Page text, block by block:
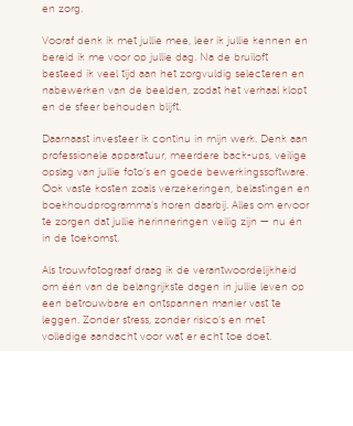
en zorg.
Vooraf denk ik met jullie mee, leer ik jullie kennen en
bereid ik me voor op jullie dag. Na de bruiloft
besteed ik veel tijd aan het zorgvuldig selecteren en
nabewerken van de beelden, zodat het verhaal klopt
en de sfeer behouden blijft.
Daarnaast investeer ik continu in mijn werk. Denk aan
professionele apparatuur, meerdere back-ups, veilige
opslag van jullie foto’s en goede bewerkingssoftware.
Ook vaste kosten zoals verzekeringen, belastingen en
boekhoudprogramma’s horen daarbij. Alles om ervoor
te zorgen dat jullie herinneringen veilig zijn — nu én
in de toekomst.
Als trouwfotograaf draag ik de verantwoordelijkheid
om één van de belangrijkste dagen in jullie leven op
een betrouwbare en ontspannen manier vast te
leggen. Zonder stress, zonder risico’s en met
volledige aandacht voor wat er echt toe doet.